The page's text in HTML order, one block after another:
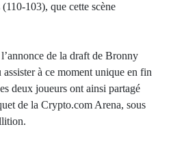
103), que cette scène
de la draft de Bronny
à ce moment unique en fin
deux joueurs ont ainsi partagé
de la Crypto.com Arena, sous